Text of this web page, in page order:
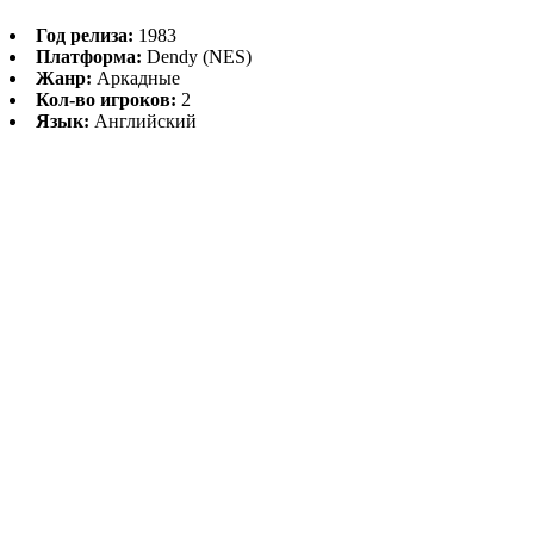
Год релиза: 1983
Платформа: Dendy (NES)
Жанр: Аркадные
Кол-во игроков: 2
Язык: Английский